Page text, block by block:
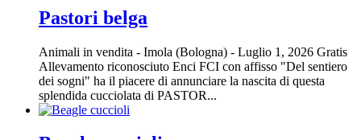
Pastori belga
Animali in vendita - Imola (Bologna) - Luglio 1, 2026 Gratis
Allevamento riconosciuto Enci FCI con affisso "Del sentiero
dei sogni" ha il piacere di annunciare la nascita di questa
splendida cucciolata di PASTOR...